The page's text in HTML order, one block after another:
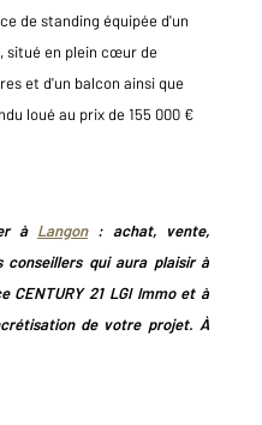
de standing équipée d'un
situé en plein cœur de
et d'un balcon ainsi que
loué au prix de 155 000 €
à Langon : achat, vente,
qui aura plaisir à
CENTURY 21 LGI Immo et à
de votre projet. À